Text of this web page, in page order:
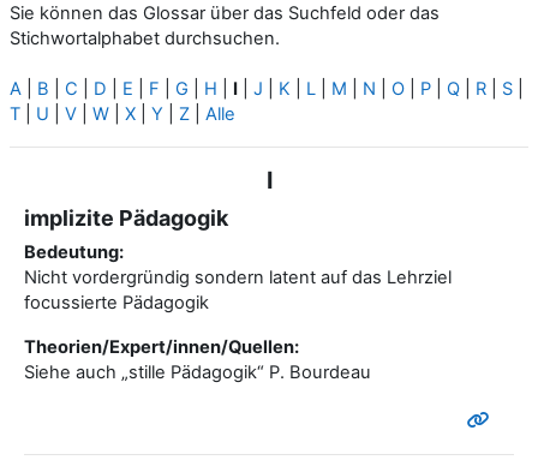
Sie können das Glossar über das Suchfeld oder das
Stichwortalphabet durchsuchen.
A B C D E F G H I J K L M N O P Q R S
T
U V W X Y Z Alle
I
implizite Pädagogik
Bedeutung:
Nicht vordergründig sondern latent auf das Lehrziel
focussierte Pädagogik
Theorien/Expert/innen/Quellen:
Siehe auch „stille Pädagogik“ P. Bourdeau